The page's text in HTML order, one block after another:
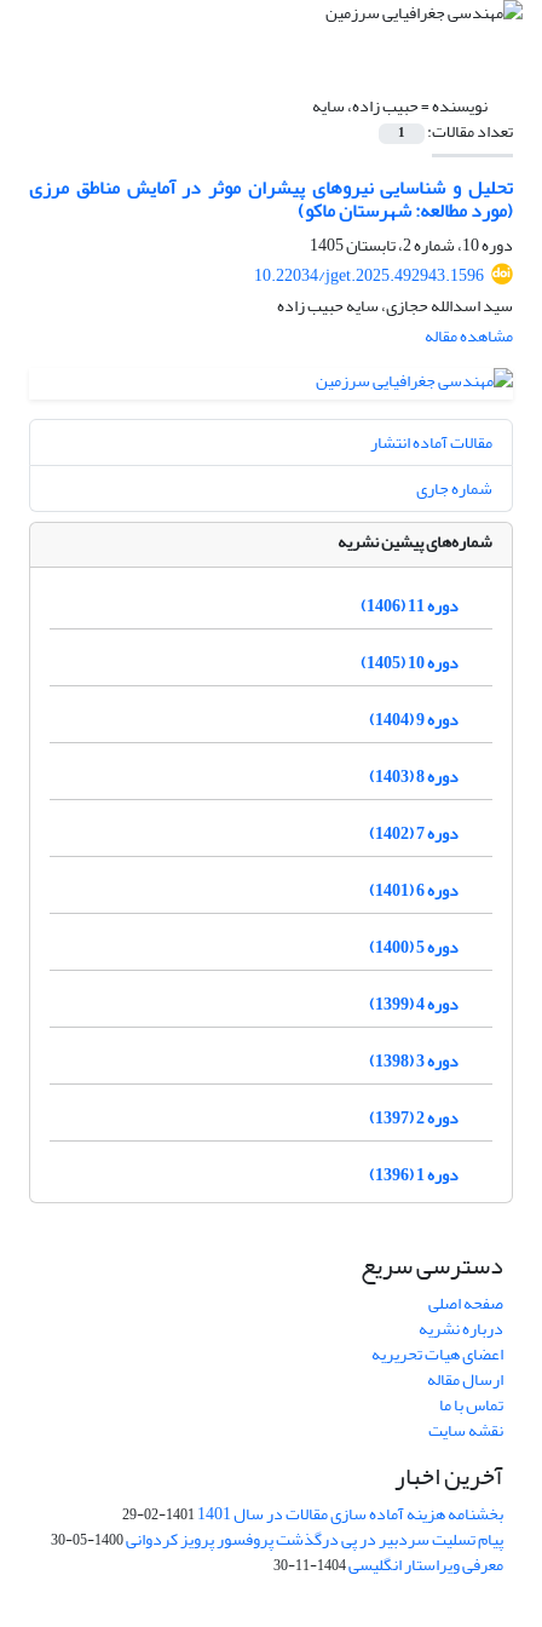
نویسنده =حبیب زاده، سایه
تعداد مقالات: 1
تحلیل و شناسایی نیروهای پیشران موثر در آمایش مناطق مرزی
(مورد مطالعه: شهرستان ماکو)
دوره 10، شماره 2، تابستان 1405
10.22034/jget.2025.492943.1596
سید اسدالله حجازی، سایه حبیب زاده
مشاهده مقاله
مقالات آماده انتشار
شماره جاری
شماره‌های پیشین نشریه
دوره 11 (1406)
دوره 10 (1405)
دوره 9 (1404)
دوره 8 (1403)
دوره 7 (1402)
دوره 6 (1401)
دوره 5 (1400)
دوره 4 (1399)
دوره 3 (1398)
دوره 2 (1397)
دوره 1 (1396)
دسترسی سریع
صفحه اصلی
درباره نشریه
اعضای هیات تحریریه
ارسال مقاله
تماس با ما
نقشه سایت
آخرین اخبار
بخشنامه هزینه آماده سازی مقالات در سال 1401 1401-02-29
پیام تسلیت سردبیر در پی درگذشت پروفسور پرویز کردوانی1400-05-30
معرفی ویراستار انگلیسی1404-11-30